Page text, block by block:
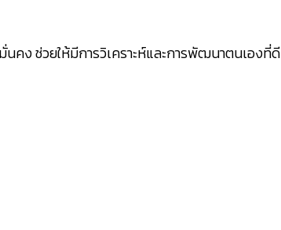
นคง ช่วยให้มีการวิเคราะห์และการพัฒนาตนเองที่ดี